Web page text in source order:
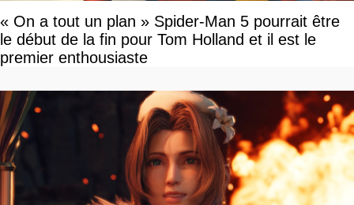
« On a tout un plan » Spider-Man 5 pourrait être
le début de la fin pour Tom Holland et il est le
premier enthousiaste